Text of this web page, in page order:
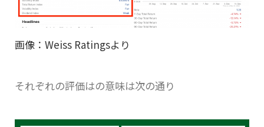
画像：Weiss Ratingsより
それぞれの評価はの意味は次の通り